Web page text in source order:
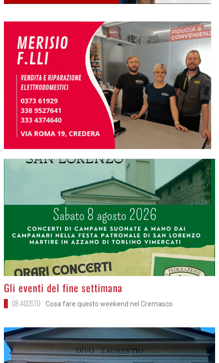
>
Gli eventi del fine settimana
08 AGOSTO Cosa fare questo weekend nel Cremasco